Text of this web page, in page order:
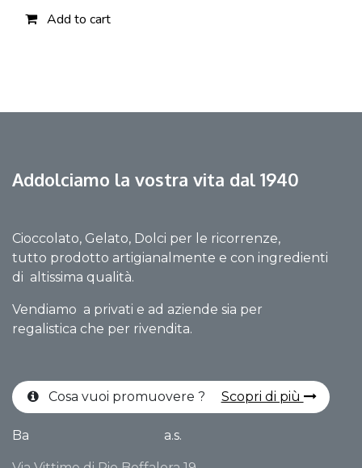
Add to cart
Addolciamo la vostra vita dal 1940
Cioccolato, Gelato, Dolci per le ricorrenze,
tutto prodotto artigianalmente e con ingredienti
di altissima qualità.
Vendiamo a privati e ad aziende sia per
regalistica che per rivendita.
Cosa vuoi promuovere ? Scopri di più
Ba a.s.